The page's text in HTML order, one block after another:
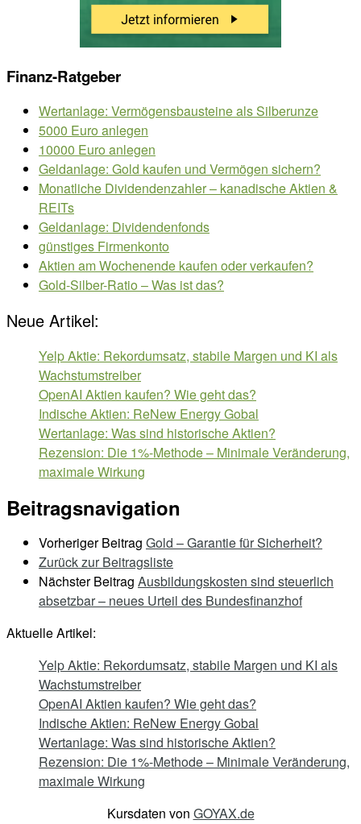
Finanz-Ratgeber
Wertanlage: Vermögensbausteine als Silberunze
5000 Euro anlegen
10000 Euro anlegen
Geldanlage: Gold kaufen und Vermögen sichern?
Monatliche Dividendenzahler – kanadische Aktien &
REITs
Geldanlage: Dividendenfonds
günstiges Firmenkonto
Aktien am Wochenende kaufen oder verkaufen?
Gold-Silber-Ratio – Was ist das?
Neue Artikel:
Yelp Aktie: Rekordumsatz, stabile Margen und KI als
Wachstumstreiber
OpenAI Aktien kaufen? Wie geht das?
Indische Aktien: ReNew Energy Gobal
Wertanlage: Was sind historische Aktien?
Rezension: Die 1%-Methode – Minimale Veränderung,
maximale Wirkung
Beitragsnavigation
Vorheriger Beitrag Gold – Garantie für Sicherheit?
Zurück zur Beitragsliste
Nächster Beitrag Ausbildungskosten sind steuerlich
absetzbar – neues Urteil des Bundesfinanzhof
Aktuelle Artikel:
Yelp Aktie: Rekordumsatz, stabile Margen und KI als
Wachstumstreiber
OpenAI Aktien kaufen? Wie geht das?
Indische Aktien: ReNew Energy Gobal
Wertanlage: Was sind historische Aktien?
Rezension: Die 1%-Methode – Minimale Veränderung,
maximale Wirkung
Kursdaten von GOYAX.de